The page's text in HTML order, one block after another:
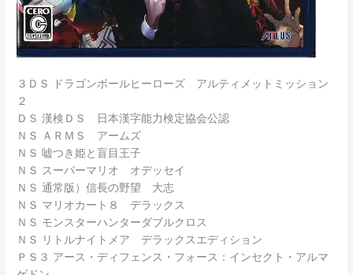
３ＤＳ ドラゴンボールヒーローズ アルティメットミッション
２
ＤＳ 漢検ＤＳ 日本漢字能力検定協会公認
ＮＳ ＡＲＭＳ アームズ
ＮＳ 嘘つき姫と盲目王子
ＮＳ スーパーマリオ オデッセイ
ＮＳ 通常版）信長の野望 大志
ＮＳ マリオカート８ デラックス
ＮＳ モンスターハンターダブルクロス
ＮＳ リトルナイトメア デラックスエディション
ＰＳ３ アース・ディフェンス・フォース：インセクト・アルマ